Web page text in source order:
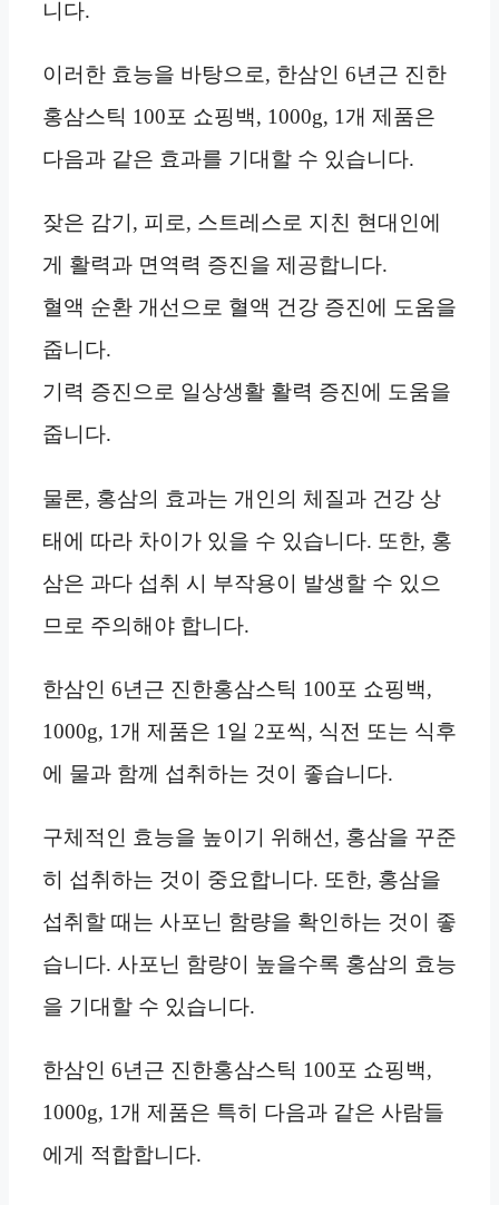
니다.
이러한 효능을 바탕으로, 한삼인 6년근 진한
홍삼스틱 100포 쇼핑백, 1000g, 1개 제품은
다음과 같은 효과를 기대할 수 있습니다.
잦은 감기, 피로, 스트레스로 지친 현대인에
게 활력과 면역력 증진을 제공합니다.
혈액 순환 개선으로 혈액 건강 증진에 도움을
줍니다.
기력 증진으로 일상생활 활력 증진에 도움을
줍니다.
물론, 홍삼의 효과는 개인의 체질과 건강 상
태에 따라 차이가 있을 수 있습니다. 또한, 홍
삼은 과다 섭취 시 부작용이 발생할 수 있으
므로 주의해야 합니다.
한삼인 6년근 진한홍삼스틱 100포 쇼핑백,
1000g, 1개 제품은 1일 2포씩, 식전 또는 식후
에 물과 함께 섭취하는 것이 좋습니다.
구체적인 효능을 높이기 위해선, 홍삼을 꾸준
히 섭취하는 것이 중요합니다. 또한, 홍삼을
섭취할 때는 사포닌 함량을 확인하는 것이 좋
습니다. 사포닌 함량이 높을수록 홍삼의 효능
을 기대할 수 있습니다.
한삼인 6년근 진한홍삼스틱 100포 쇼핑백,
1000g, 1개 제품은 특히 다음과 같은 사람들
에게 적합합니다.